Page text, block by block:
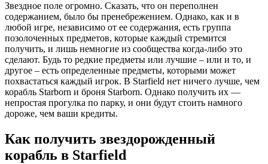
Звездное поле огромно. Сказать, что он переполнен
содержанием, было бы пренебрежением. Однако, как и в
любой игре, независимо от ее содержания, есть группа
позолоченных предметов, которые каждый стремится
получить, и лишь немногие из сообщества когда-либо это
сделают. Будь то редкие предметы или лучшие – или и то, и
другое – есть определенные предметы, которыми может
похвастаться каждый игрок. В Starfield нет ничего лучше, чем
корабль Starborn и броня Starborn. Однако получить их —
непростая прогулка по парку, и они будут стоить намного
дороже, чем ваши кредиты.
Как получить звездорожденный
корабль в Starfield